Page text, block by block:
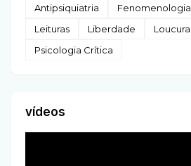
Antipsiquiatria Fenomenologia
Leituras
Liberdade
Loucura
Psicologia Crítica
vídeos